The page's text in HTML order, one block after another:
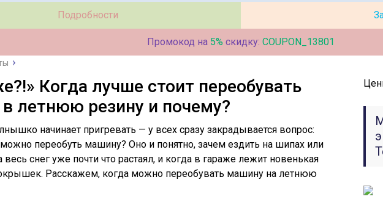
Подробности
Промокод на 5% скидку: COUPON_13801
Когда лучше стоит переобувать
летнюю резину и почему?
начинает пригревать — у всех сразу закрадывается вопрос:
переобуть машину? Оно и понятно, зачем ездить на шипах или
весь снег уже почти что растаял, и когда в гараже лежит новенькая
Расскажем, когда можно переобувать машину на летнюю